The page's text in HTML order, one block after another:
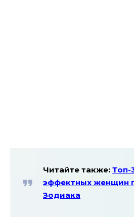
Читайте также: Топ-
эффектных женщин
Зодиака